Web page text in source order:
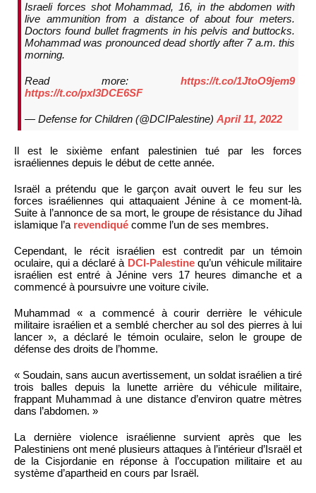
Israeli forces shot Mohammad, 16, in the abdomen with
live ammunition from a distance of about four meters.
Doctors found bullet fragments in his pelvis and buttocks.
Mohammad was pronounced dead shortly after 7 a.m. this
morning.
Read more: https://t.co/1JtoO9jem9
https://t.co/pxl3DCE6SF
— Defense for Children (@DCIPalestine) April 11, 2022
Il est le sixième enfant palestinien tué par les forces
israéliennes depuis le début de cette année.
Israël a prétendu que le garçon avait ouvert le feu sur les
forces israéliennes qui attaquaient Jénine à ce moment-là.
Suite à l’annonce de sa mort, le groupe de résistance du Jihad
islamique l’a revendiqué comme l’un de ses membres.
Cependant, le récit israélien est contredit par un témoin
oculaire, qui a déclaré à DCI-Palestinequ’un véhicule militaire
israélien est entré à Jénine vers 17 heures dimanche et a
commencé à poursuivre une voiture civile.
Muhammad « a commencé à courir derrière le véhicule
militaire israélien et a semblé chercher au sol des pierres à lui
lancer », a déclaré le témoin oculaire, selon le groupe de
défense des droits de l’homme.
« Soudain, sans aucun avertissement, un soldat israélien a tiré
trois balles depuis la lunette arrière du véhicule militaire,
frappant Muhammad à une distance d’environ quatre mètres
dans l’abdomen. »
La dernière violence israélienne survient après que les
Palestiniens ont mené plusieurs attaques à l’intérieur d’Israël et
de la Cisjordanie en réponse à l’occupation militaire et au
système d’apartheid en cours par Israël.